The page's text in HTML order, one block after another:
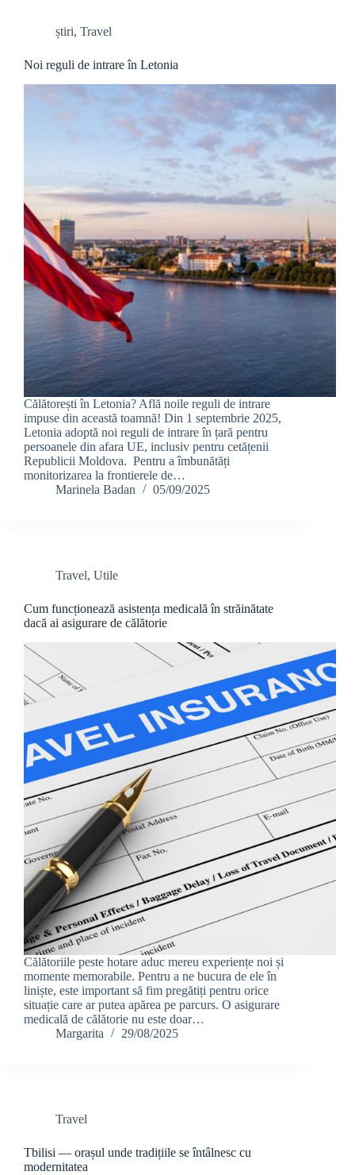
știri, Travel
Noi reguli de intrare în Letonia
Călătorești în Letonia? Află noile reguli de intrare
impuse din această toamnă! Din 1 septembrie 2025,
Letonia adoptă noi reguli de intrare în țară pentru
persoanele din afara UE, inclusiv pentru cetățenii
Republicii Moldova. Pentru a îmbunătăți
monitorizarea la frontierele de…
Marinela Badan
05/09/2025
Travel, Utile
Cum funcționează asistența medicală în străinătate
dacă ai asigurare de călătorie
Călătoriile peste hotare aduc mereu experiențe noi și
momente memorabile. Pentru a ne bucura de ele în
liniște, este important să fim pregătiți pentru orice
situație care ar putea apărea pe parcurs. O asigurare
medicală de călătorie nu este doar…
Margarita
29/08/2025
Travel
Tbilisi — orașul unde tradițiile se întâlnesc cu
modernitatea